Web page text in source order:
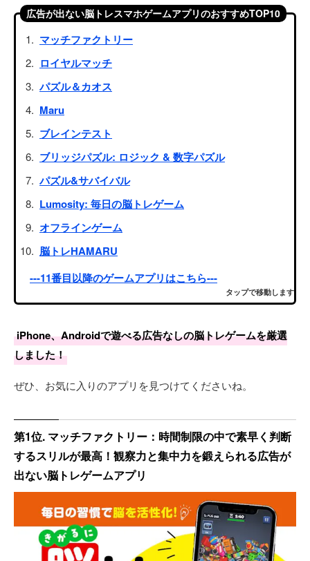
広告が出ない脳トレスマホゲームアプリのおすすめTOP10
マッチファクトリー
ロイヤルマッチ
パズル＆カオス
Maru
ブレインテスト
ブリッジパズル: ロジック & 数字パズル
パズル&サバイバル
Lumosity: 毎日の脳トレゲーム
オフラインゲーム
脳トレHAMARU
---11番目以降のゲームアプリはこちら---
タップで移動します
iPhone、Androidで遊べる広告なしの脳トレゲームを厳選
しました！
ぜひ、お気に入りのアプリを見つけてくださいね。
第1位. マッチファクトリー：時間制限の中で素早く判断
するスリルが最高！観察力と集中力を鍛えられる広告が
出ない脳トレゲームアプリ